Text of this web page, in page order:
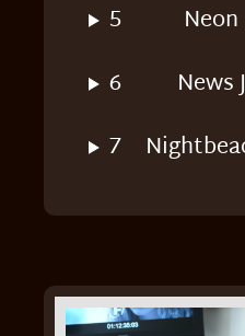
5
6 News
7